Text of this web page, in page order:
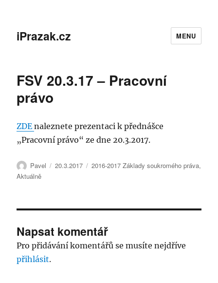
iPrazak.cz MENU
FSV 20.3.17 – Pracovní
právo
ZDEnaleznete prezentaci k přednášce
„Pracovní právo“ ze dne 20.3.2017.
Autor:
Pavel Publikováno:
20.3.2017 Rubriky:
2016-2017 Základy soukromého práva,
Aktuálně
Napsat komentář
Pro přidávání komentářů se musíte nejdříve
přihlásit.